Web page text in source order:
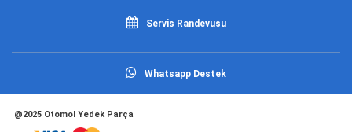
Servis Randevusu
Whatsapp Destek
@2025 Otomol Yedek Parça